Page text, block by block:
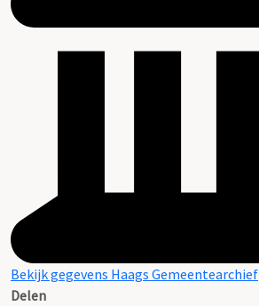
Bekijk gegevens Haags Gemeentearchief
Delen